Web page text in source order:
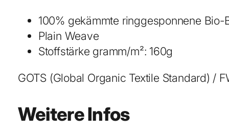
100% gekämmte ringgesponnene Bio-
Plain Weave
Stoffstärke gramm/m²: 160g
GOTS (Global Organic Textile Standard) /
Weitere Infos